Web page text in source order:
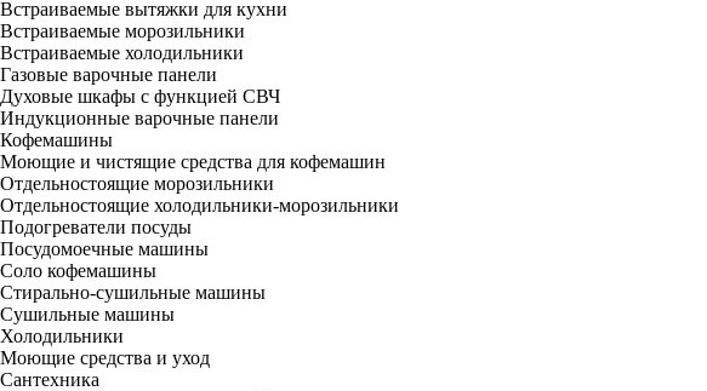
Встраиваемые вытяжки для кухни
Встраиваемые морозильники
Встраиваемые холодильники
Газовые варочные панели
Духовые шкафы с функцией СВЧ
Индукционные варочные панели
Кофемашины
Моющие и чистящие средства для кофемашин
Отдельностоящие морозильники
Отдельностоящие холодильники-морозильники
Подогреватели посуды
Посудомоечные машины
Соло кофемашины
Стирально-сушильные машины
Сушильные машины
Холодильники
Моющие средства и уход
Сантехника